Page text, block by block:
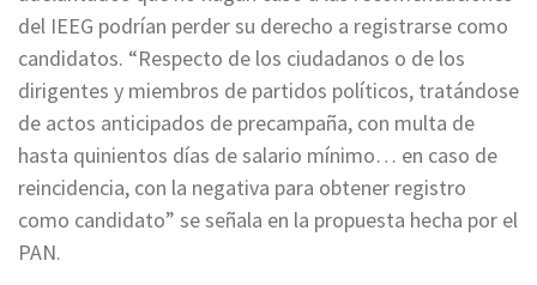
del IEEG podrían perder su derecho a registrarse como
candidatos. “Respecto de los ciudadanos o de los
dirigentes y miembros de partidos políticos, tratándose
de actos anticipados de precampaña, con multa de
hasta quinientos días de salario mínimo… en caso de
reincidencia, con la negativa para obtener registro
como candidato” se señala en la propuesta hecha por el
PAN.